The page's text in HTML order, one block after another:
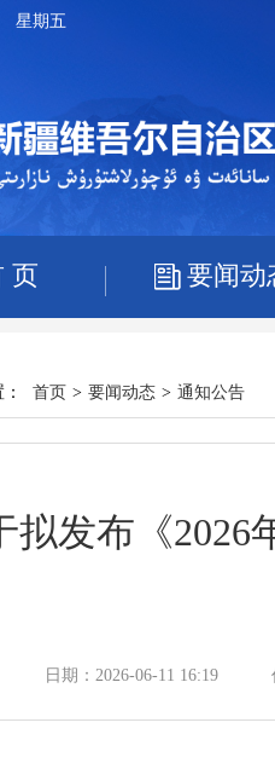
星期五
页 要闻动
首页 > 要闻动态 > 通知公告
拟发布《2026
日期：2026-06-11 16:19